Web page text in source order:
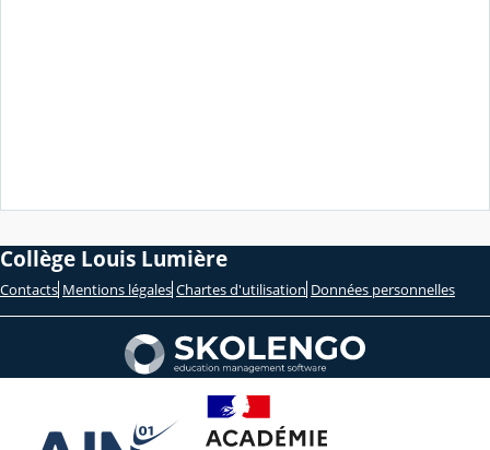
Collège Louis Lumière
Contacts Mentions légales Chartes d'utilisation Données personnelles